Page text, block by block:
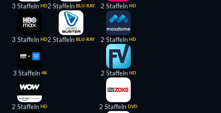
3 Staffeln HD
3 Staffeln HD
3 Staffeln 4K
2 Staffeln HD
2 Staffeln BLU-RAY
2 Staffeln BLU-RAY
2 Staffeln HD
2 Staffeln HD
2 Staffeln HD
2 Staffeln DVD